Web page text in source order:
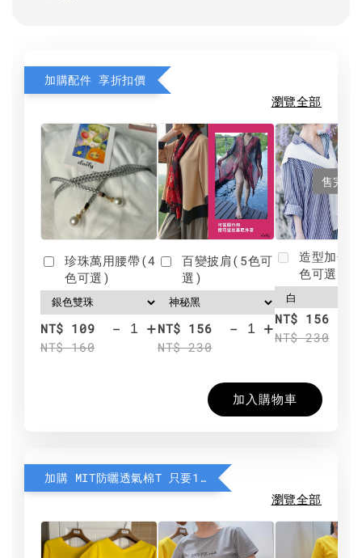
加購配件 享折扣價
瀏覽全部
珍珠萬用腰帶(4
色可選)
NT$ 109
NT$ 160
- +
百變披肩(5色可
選)
NT$ 156
NT$ 230
- +
售完
造型加分
色可選)
NT$ 156
NT$ 230
加入購物車
加購 MIT防曬透氣棉T 只要190元
瀏覽全部